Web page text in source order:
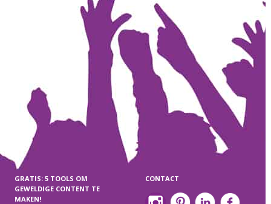
GRATIS: 5 TOOLS OM
GEWELDIGE CONTENT TE
MAKEN!
CONTACT